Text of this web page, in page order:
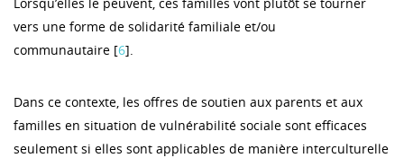
vers une forme de solidarité familiale et/ou
communautaire [6].
Dans ce contexte, les offres de soutien aux parents et aux
familles en situation de vulnérabilité sociale sont efficaces
seulement si elles sont applicables de manière interculturelle